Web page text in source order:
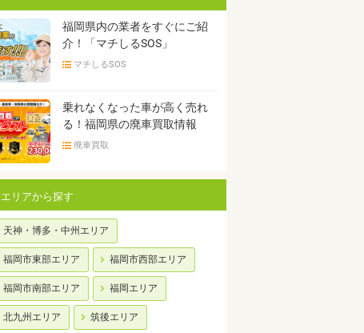
福岡県内の業者をすぐにご紹
介！「マチしるSOS」
マチしるSOS
乗れなくなった車が高く売れ
る！福岡県の廃車買取情報
廃車買取
エリアから探す
天神・博多・中州エリア
福岡市東部エリア 福岡市西部エリア
福岡市南部エリア 福岡エリア
北九州エリア 筑後エリア